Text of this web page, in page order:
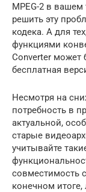
MPEG-2 в вашем
решить эту
кодека. А для
функциями
Converter может
бесплатная
Несмотря на
потребность в
актуальной,
старые
учитывайте
совместимость
конечном